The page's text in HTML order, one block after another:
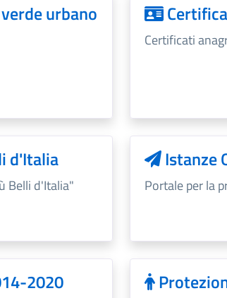
urbano
Certificati
d'Italia
Belli d'Italia"
Istanze
Portale per la
2020